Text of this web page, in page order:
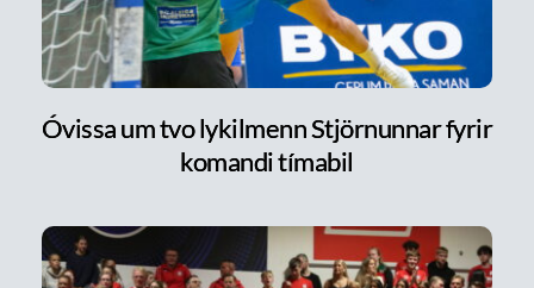
Óvissa um tvo lykilmenn Stjörnunnar fyrir
komandi tímabil